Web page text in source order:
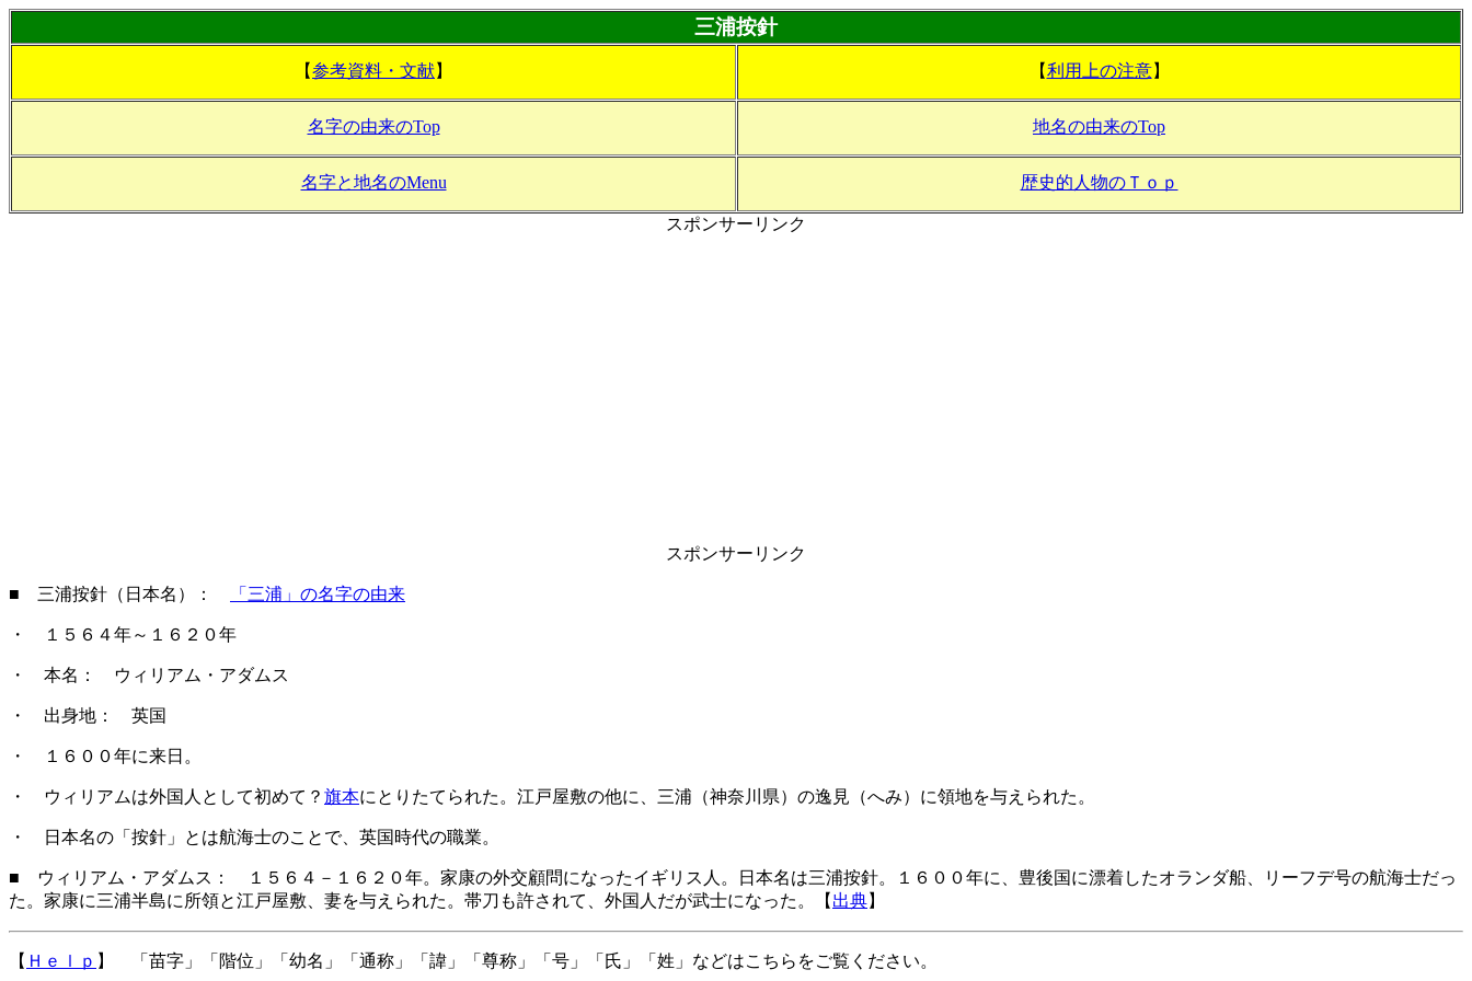
三浦按針
【参考資料・文献】 【利用上の注意】
名字の由来のTop 地名の由来のTop
名字と地名のMenu 歴史的人物のＴｏｐ
スポンサーリンク
スポンサーリンク
■ 三浦按針（日本名）： 「三浦」の名字の由来
・ １５６４年～１６２０年
・ 本名： ウィリアム・アダムス
・ 出身地： 英国
・ １６００年に来日。
・ ウィリアムは外国人として初めて？ 旗本にとりたてられた。江戸屋敷の他に、三浦（神奈川県）の逸見（へみ）に領地を与えられた。
・ 日本名の「按針」とは航海士のことで、英国時代の職業。
■ ウィリアム・アダムス： １５６４－１６２０年。家康の外交顧問になったイギリス人。日本名は三浦按針。１６００年に、豊後国に漂着したオランダ船、リーフデ号の航海士だっ
た。家康に三浦半島に所領と江戸屋敷、妻を与えられた。帯刀も許されて、外国人だが武士になった。【 出典】
【 Ｈｅｌｐ 】 「苗字」「階位」「幼名」「通称」「諱」「尊称」「号」「氏」「姓」などはこちらをご覧ください。